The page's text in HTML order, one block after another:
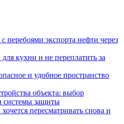
перебоями экспорта нефти через
кухни и не переплатить за
и удобное пространство
объекта: выбор
системы защиты
пересматривать снова и